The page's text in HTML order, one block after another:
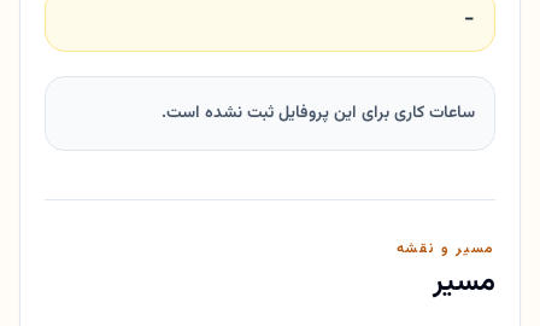
-
ساعات کاری برای این پروفایل ثبت نشده است.
مسیر و نقشه
مسیر